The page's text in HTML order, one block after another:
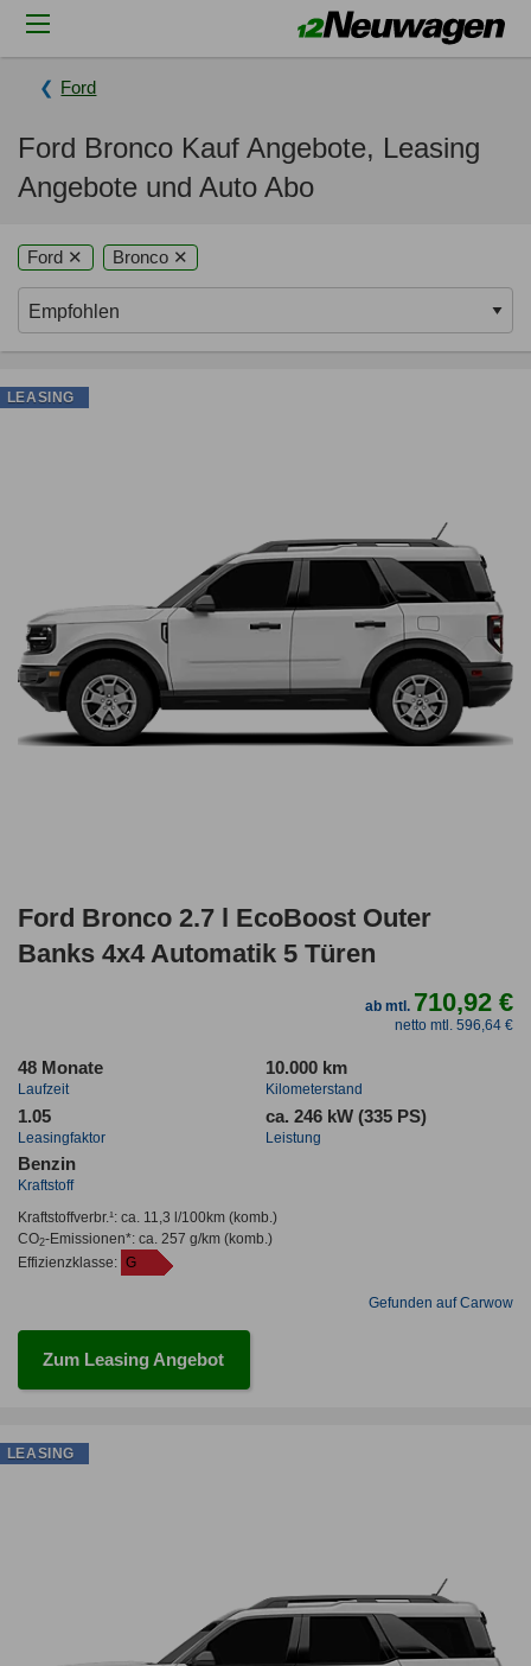
Ford
Ford Bronco Kauf Angebote, Leasing
Angebote und Auto Abo
Ford ✕ Bronco ✕
Ford Bronco 2.7 l EcoBoost Outer
Banks 4x4 Automatik 5 Türen
ab mtl. 710,92 €
netto mtl. 596,64 €
48 Monate
Laufzeit
10.000 km
Kilometerstand
1.05
Leasingfaktor
ca. 246 kW (335 PS)
Leistung
Benzin
Kraftstoff
Kraftstoffverbr.¹: ca. 11,3 l/100km(komb.)
CO2-Emissionen*: ca. 257 g/km(komb.)
Effizienzklasse: G
Gefunden auf Carwow
Zum Leasing Angebot
LEASING
LEASING